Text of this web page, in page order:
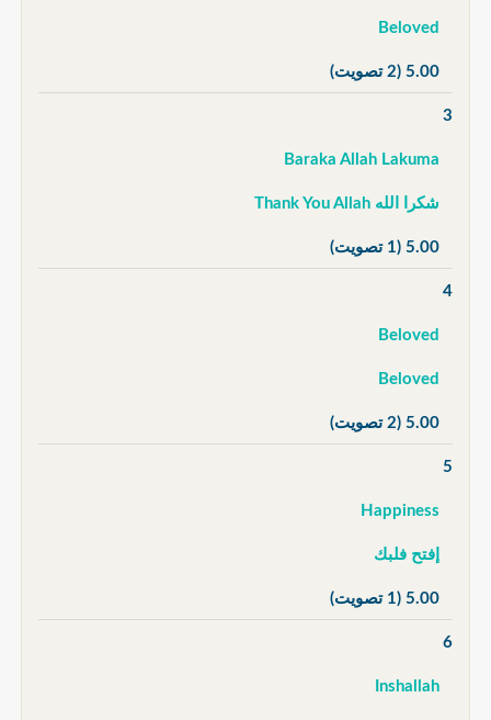
Beloved
5.00 (2 تصويت)
3
Baraka Allah Lakuma
شكرا الله Thank You Allah
5.00 (1 تصويت)
4
Beloved
Beloved
5.00 (2 تصويت)
5
Happiness
إفتح فلبك
5.00 (1 تصويت)
6
Inshallah